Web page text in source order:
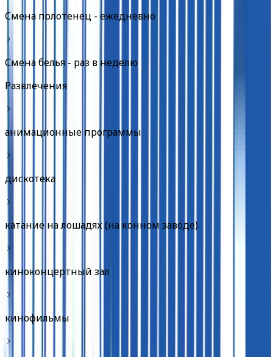
Cмена полотенец - ежедневно
Смена белья - раз в неделю
Развлечения
анимационные программы
дискотека
катание на лошадях (на конном заводе)
киноконцертный зал
кинофильмы